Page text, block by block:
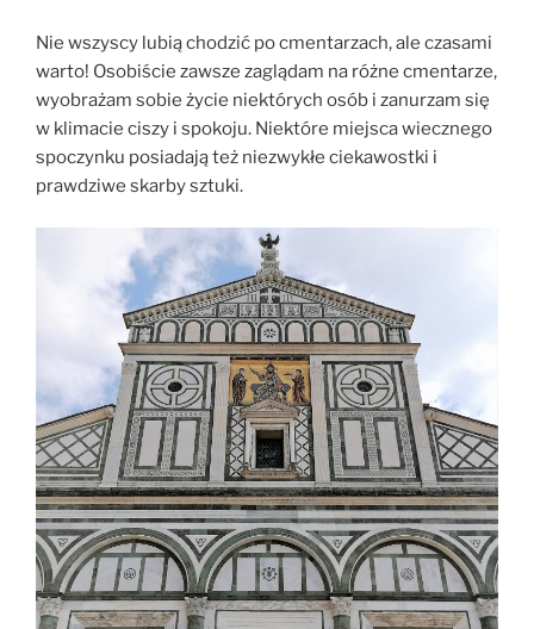
Nie wszyscy lubią chodzić po cmentarzach, ale czasami
warto! Osobiście zawsze zaglądam na różne cmentarze,
wyobrażam sobie życie niektórych osób i zanurzam się
w klimacie ciszy i spokoju. Niektóre miejsca wiecznego
spoczynku posiadają też niezwykłe ciekawostki i
prawdziwe skarby sztuki.